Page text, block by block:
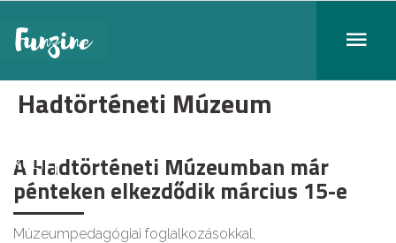
Hadtörténeti Múzeum
KULT
A Hadtörténeti Múzeumban már
pénteken elkezdődik március 15-e
Múzeumpedagógiai foglalkozásokkal,